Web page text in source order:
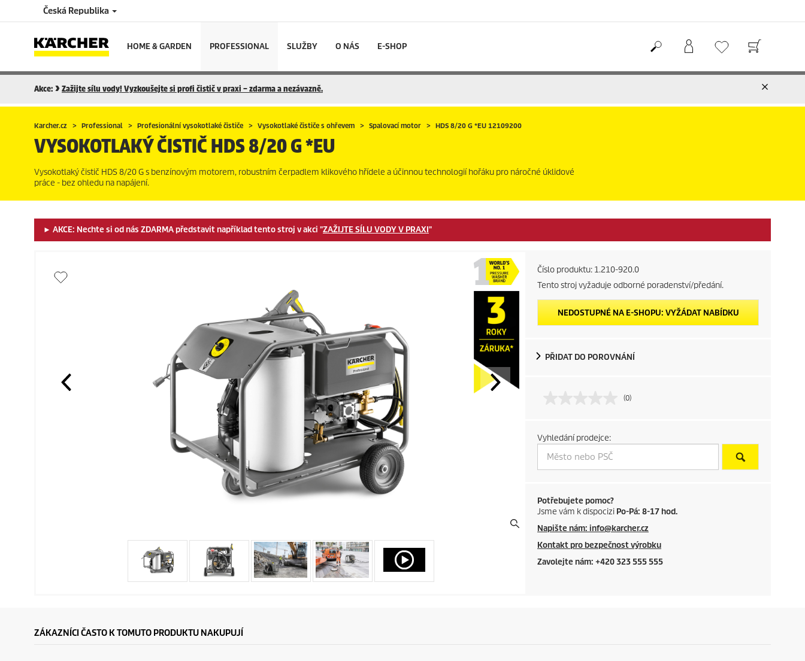
Česká Republika
HOME & GARDEN PROFESSIONAL SLUŽBY O NÁS E-SHOP
Akce: Zažijte sílu vody! Vyzkoušejte si profi čistič v praxi – zdarma a nezávazně.
Karcher.cz Professional Profesionální vysokotlaké čističe Vysokotlaké čističe s ohřevem Spalovací motor HDS 8/20 G *EU 12109200
VYSOKOTLAKÝ ČISTIČ HDS 8/20 G *EU
Vysokotlaký čistič HDS 8/20 G s benzínovým motorem, robustním čerpadlem klikového hřídele a účinnou technologií hořáku pro náročné úklidové
práce - bez ohledu na napájení.
► AKCE: Nechte si od nás ZDARMA představit například tento stroj v akci "ZAŽIJTE SÍLU VODY V PRAXI"
Číslo produktu: 1.210-920.0
Tento stroj vyžaduje odborné poradenství/předání.
NEDOSTUPNÉ NA E-SHOPU: VYŽÁDAT NABÍDKU
PŘIDAT DO POROVNÁNÍ
(0)
Vyhledání prodejce:
Potřebujete pomoc?
Jsme vám k dispocizi Po-Pá: 8-17 hod.
Napište nám: info@karcher.cz
Kontakt pro bezpečnost výrobku
Zavolejte nám: +420 323 555 555
ZÁKAZNÍCI ČASTO K TOMUTO PRODUKTU NAKUPUJÍ